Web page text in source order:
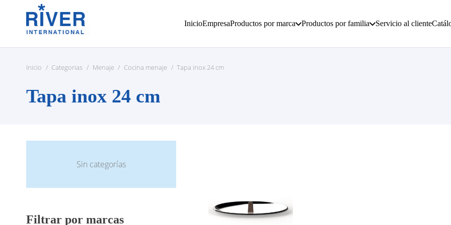
InicioEmpresaProductos por marca Productos por familia Servicio al cliente
Inicio / Categorias / Menaje / Cocina menaje / Tapa inox 24 cm
Tapa inox 24 cm
Sin categorías
Filtrar por marcas